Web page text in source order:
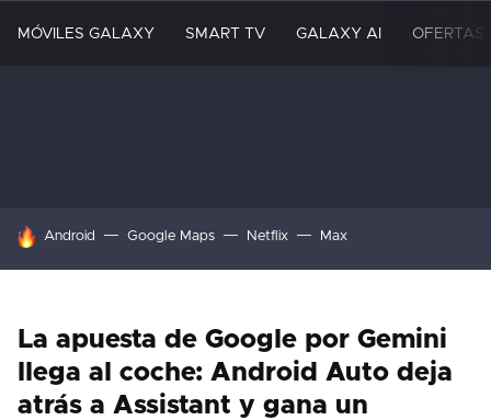
MÓVILES GALAXY SMART TV GALAXY AI OFERTAS
HOY SE HABLA DE
Android Google Maps Netflix Max
La apuesta de Google por Gemini
llega al coche: Android Auto deja
atrás a Assistant y gana un